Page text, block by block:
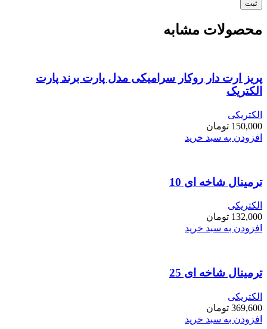
محصولات مشابه
پریز ارت دار روکار سرامیکی مدل پارت برند پارت
الکتریک
الکتریکی
150,000 تومان
افزودن به سبد خرید
ترمینال شاخه ای 10
الکتریکی
132,000 تومان
افزودن به سبد خرید
ترمینال شاخه ای 25
الکتریکی
369,600 تومان
افزودن به سبد خرید